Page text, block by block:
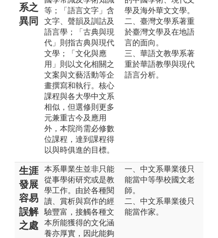
系之
異同
等；「語言文字」含
文字、聲韻及訓詁及
語言學；「古典與現
代」則指古典與現代
文學；「文化與應
用」則以文化相關之
文案與文藝活動等企
畫撰寫和執行。核心
課程與各大學中文系
相似，但選修則更多
元兼重古今及應用
外，本院尚需必修數
位課程，達到課程得
以與時俱進的目標。
學及海外華文文學。
二、臺灣文學系著重
於臺灣文學及在地語
言的面向。
三、華語文教學系著
重於華語教學與現代
語言分析。
生涯
發展
容易
誤解
之處
本系畢業生並非只能
從事學術研究或是教
學工作。由於各種閱
讀、賞析與寫作的經
驗豐富，接觸各種文
本所能獲得的文化涵
養亦厚實，因此能夠
一、中文系畢業後只
能當中等學校國文老
師。
二、中文系畢業後只
能當作家。